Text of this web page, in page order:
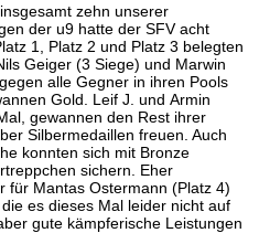
zehn unserer
der u9 hatte der SFV acht
1, Platz 2 und Platz 3 belegten
Geiger (3 Siege) und Marwin
alle Gegner in ihren Pools
Gold. Leif J. und Armin
gewannen den Rest ihrer
Silbermedaillen freuen. Auch
konnten sich mit Bronze
sichern. Eher
für Mantas Ostermann (Platz 4)
es dieses Mal leider nicht auf
gute kämpferische Leistungen